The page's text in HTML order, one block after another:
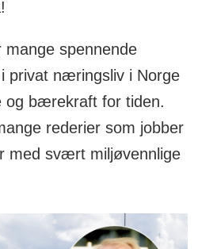
spennende
privat næringsliv i Norge
og bærekraft for tiden.
rederier som jobber
med svært miljøvennlige